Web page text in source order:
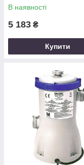
В наявності
5 183 ₴
Купити